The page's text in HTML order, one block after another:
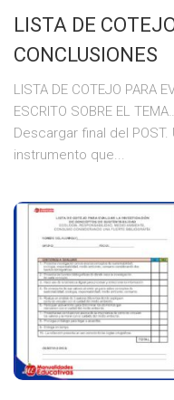
LISTA DE
CONCLUSIONES
LISTA DE COTEJO PARA
ESCRITO SOBRE EL
Descargar final del
instrumento que...